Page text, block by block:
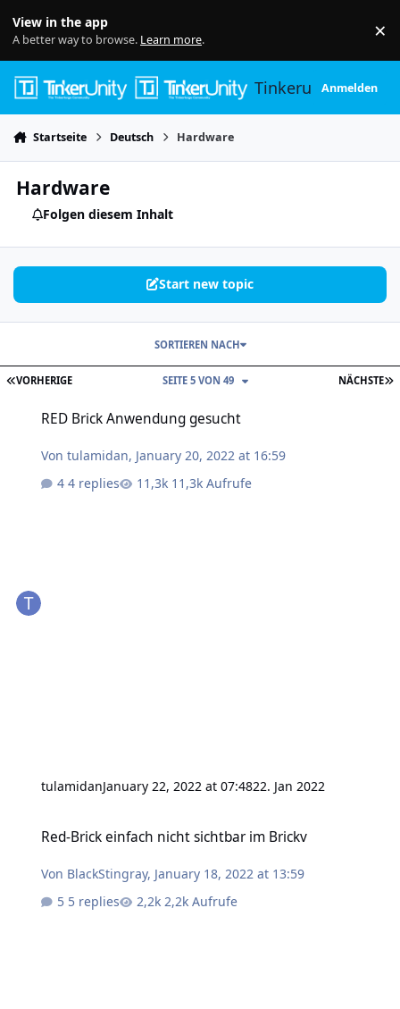
View in the app
A better way to browse. Learn more. ×
TinkerunityAnmelden
Startseite Deutsch Hardware
Hardware
Folgen diesem Inhalt
Start new topic
ERSTE SEITE
VORHERIGE NÄCHSTE
SEITE 5 VON 49
SORTIEREN NACH
RED Brick Anwendung gesucht
Vontulamidan, January 20, 2022 at 16:59
4 replies
11,3k Aufrufe
tulamidanJanuary 22, 2022 at 07:4822. Jan 2022
Red-Brick einfach nicht sichtbar im Brickv
Von BlackStingray, January 18, 2022 at 13:59
5 replies
2,2k Aufrufe